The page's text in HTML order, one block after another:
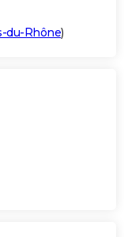
du-Rhône)